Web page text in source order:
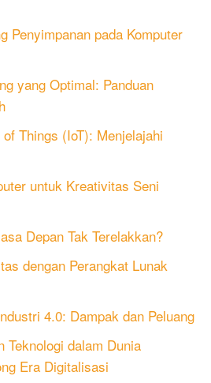
Penyimpanan pada Komputer
yang Optimal: Panduan
Things (IoT): Menjelajahi
untuk Kreativitas Seni
Depan Tak Terelakkan?
dengan Perangkat Lunak
4.0: Dampak dan Peluang
Teknologi dalam Dunia
Era Digitalisasi